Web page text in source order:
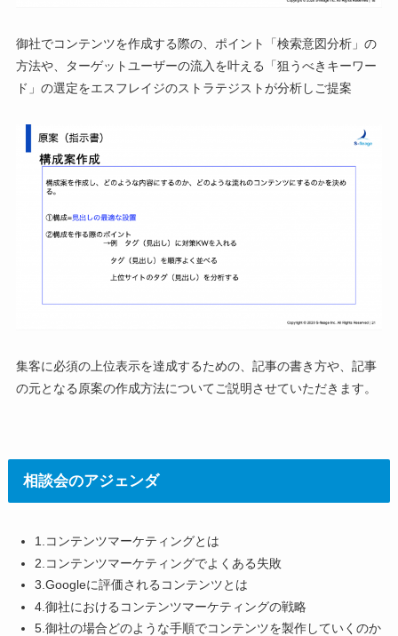
御社でコンテンツを作成する際の、ポイント「検索意図分析」の
方法や、ターゲットユーザーの流入を叶える「狙うべきキーワー
ド」の選定をエスフレイジのストラテジストが分析しご提案
集客に必須の上位表示を達成するための、記事の書き方や、記事
の元となる原案の作成方法についてご説明させていただきます。
相談会のアジェンダ
1.コンテンツマーケティングとは
2.コンテンツマーケティングでよくある失敗
3.Googleに評価されるコンテンツとは
4.御社におけるコンテンツマーケティングの戦略
5.御社の場合どのような手順でコンテンツを製作していくのか